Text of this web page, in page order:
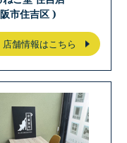
市住吉区 )
店舗情報はこちら